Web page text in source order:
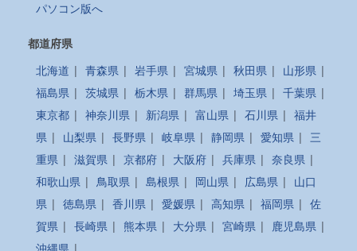
パソコン版へ
都道府県
北海道 | 青森県 | 岩手県 | 宮城県 | 秋田県 | 山形県 |
福島県 | 茨城県 | 栃木県 | 群馬県 | 埼玉県 | 千葉県 |
東京都 | 神奈川県 | 新潟県 | 富山県 | 石川県 | 福井
県 | 山梨県 | 長野県 | 岐阜県 | 静岡県 | 愛知県 | 三
重県 | 滋賀県 | 京都府 | 大阪府 | 兵庫県 | 奈良県 |
和歌山県 | 鳥取県 | 島根県 | 岡山県 | 広島県 | 山口
県 | 徳島県 | 香川県 | 愛媛県 | 高知県 | 福岡県 | 佐
賀県 | 長崎県 | 熊本県 | 大分県 | 宮崎県 | 鹿児島県 |